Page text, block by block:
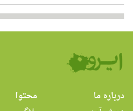
درباره ما
محتوا